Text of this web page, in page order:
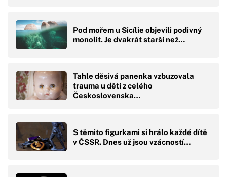
Pod mořem u Sicílie objevili podivný
monolit. Je dvakrát starší než…
Tahle děsivá panenka vzbuzovala
trauma u dětí z celého
Československa…
S těmito figurkami si hrálo každé dítě
v ČSSR. Dnes už jsou vzácností…